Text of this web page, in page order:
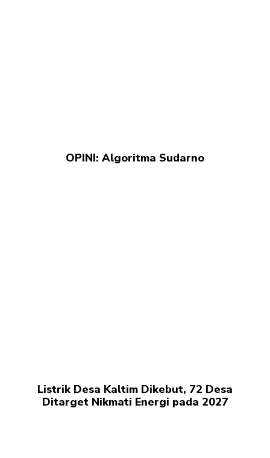
OPINI: Algoritma Sudarno
Listrik Desa Kaltim Dikebut, 72 Desa
Ditarget Nikmati Energi pada 2027